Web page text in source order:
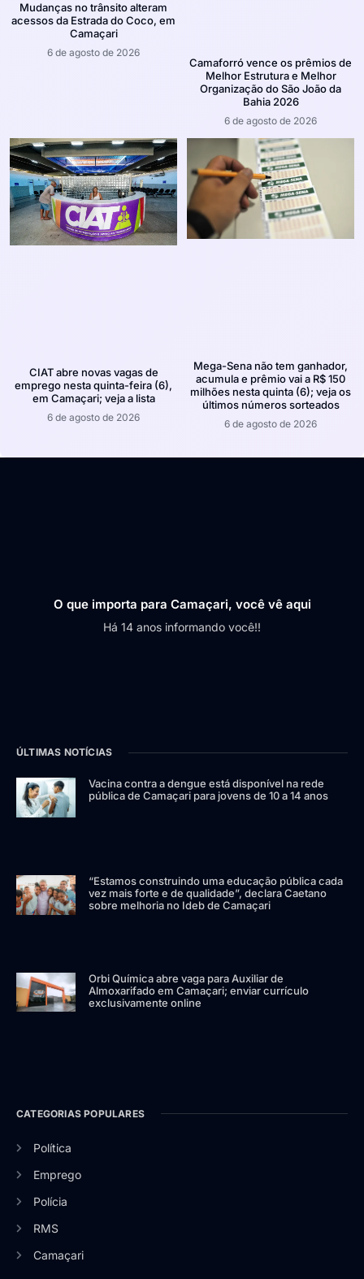
Mudanças no trânsito alteram
acessos da Estrada do Coco, em
Camaçari
6 de agosto de 2026
Camaforró vence os prêmios de
Melhor Estrutura e Melhor
Organização do São João da
Bahia 2026
6 de agosto de 2026
CIAT abre novas vagas de
emprego nesta quinta-feira (6),
em Camaçari; veja a lista
6 de agosto de 2026
Mega-Sena não tem ganhador,
acumula e prêmio vai a R$ 150
milhões nesta quinta (6); veja os
últimos números sorteados
6 de agosto de 2026
O que importa para Camaçari, você vê aqui
Há 14 anos informando você!!
ÚLTIMAS NOTÍCIAS
Vacina contra a dengue está disponível na rede
pública de Camaçari para jovens de 10 a 14 anos
“Estamos construindo uma educação pública cada
vez mais forte e de qualidade”, declara Caetano
sobre melhoria no Ideb de Camaçari
Orbi Química abre vaga para Auxiliar de
Almoxarifado em Camaçari; enviar currículo
exclusivamente online
CATEGORIAS POPULARES
Política
Emprego
Polícia
RMS
Camaçari